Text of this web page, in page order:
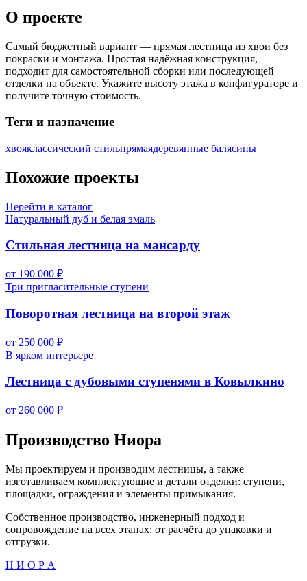
О проекте
Самый бюджетный вариант — прямая лестница из хвои без
покраски и монтажа. Простая надёжная конструкция,
подходит для самостоятельной сборки или последующей
отделки на объекте. Укажите высоту этажа в конфигураторе и
получите точную стоимость.
Теги и назначение
хвояклассический стильпрямаядеревянные балясины
Похожие проекты
Перейти в каталог
Натуральный дуб и белая эмаль
Стильная лестница на мансарду
от 190 000 ₽
Три пригласительные ступени
Поворотная лестница на второй этаж
от 250 000 ₽
В ярком интерьере
Лестница с дубовыми ступенями в Ковылкино
от 260 000 ₽
Производство Ниора
Мы проектируем и производим лестницы, а также
изготавливаем комплектующие и детали отделки: ступени,
площадки, ограждения и элементы примыкания.
Собственное производство, инженерный подход и
сопровождение на всех этапах: от расчёта до упаковки и
отгрузки.
Н И О Р А